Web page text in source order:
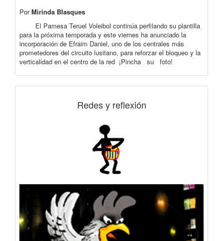
PorMirinda Blasques
El Pamesa Teruel Voleibol continúa perfilando su plantilla
para la próxima temporada y este viernes ha anunciado la
incorporación de Efraim Daniel, uno de los centrales más
prometedores del circuito lusitano, para reforzar el bloqueo y la
verticalidad en el centro de la red ¡Pincha su foto!
Redes y reflexión